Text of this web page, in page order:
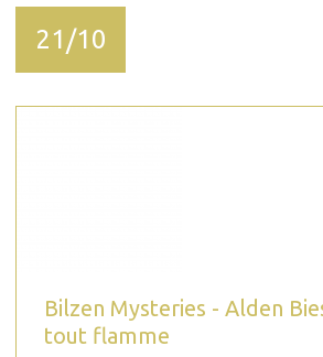
21/10
Bilzen Mysteries - Alden
tout flamme